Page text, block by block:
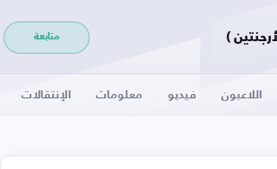
متابعة
اللاعبون فيديو معلومات الإنتقالات